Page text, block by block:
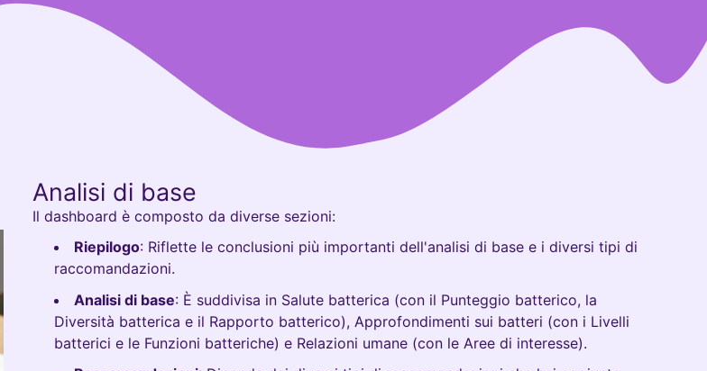
Analisi di base
Il dashboard è composto da diverse sezioni:
Riepilogo: Riflette le conclusioni più importanti dell'analisi di base e i diversi tipi di
raccomandazioni.
Analisi di base: È suddivisa in Salute batterica (con il Punteggio batterico, la
Diversità batterica e il Rapporto batterico), Approfondimenti sui batteri (con i Livelli
batterici e le Funzioni batteriche) e Relazioni umane (con le Aree di interesse).